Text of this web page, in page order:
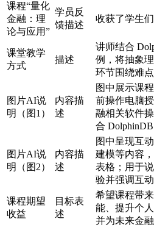
课程“量化
金融：理
论与应用”
学员反
馈描述
收获了学生
课堂教学
方式
描述
讲师结合
例，将抽象
环节围绕难
图片AI说
明（图1）
内容描
述
图中展示课
前操作电脑
融相关软件
合
图片AI说
明（图2）
内容描
述
图中呈现互
建模等内容
表格；用于
验并强调互动
课程期望
收益
目标表
述
希望课程带
能、提升个
并为未来金